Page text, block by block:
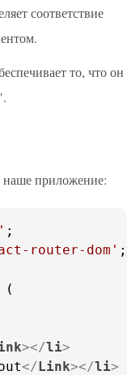
соответствие
то, что он
наше приложение:
router-dom' ;
></li>
</Link></li>